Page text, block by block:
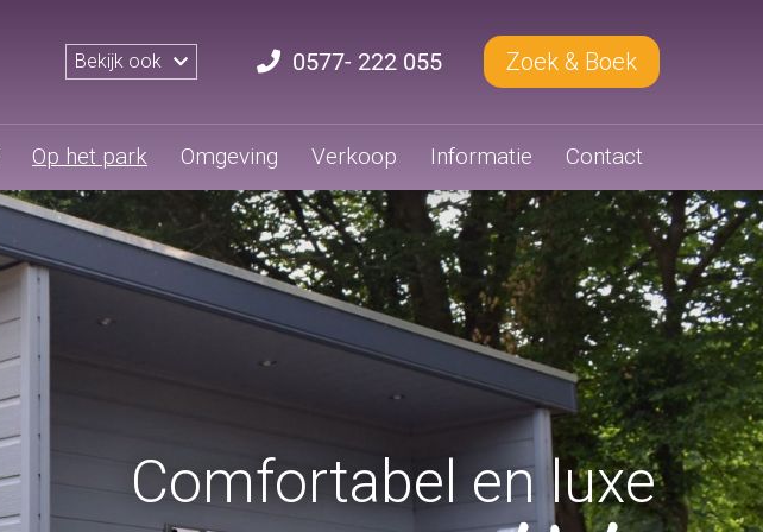
Bekijk ook 0577- 222 055 Zoek & Boek
Op het park Omgeving Verkoop Informatie Contact
Comfortabel en luxe